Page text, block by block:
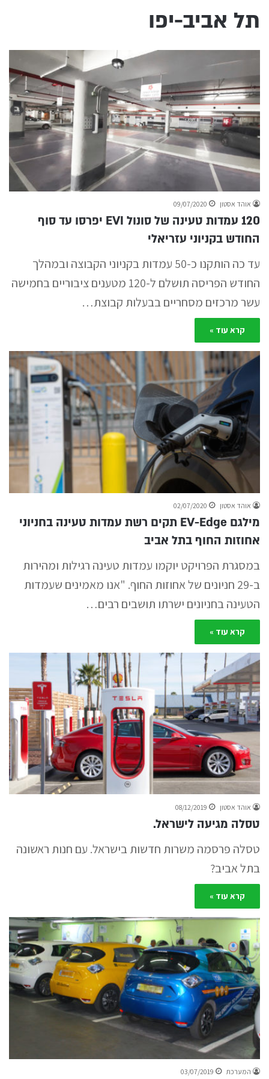
תל אביב-יפו
אוהד אסטון 09/07/2020
120 עמדות טעינה של סונול EVI יפרסו עד סוף
החודש בקניוני עזריאלי
עד כה הותקנו כ-50 עמדות בקניוני הקבוצה ובמהלך
החודש הפריסה תושלם ל-120 מטענים ציבוריים בחמישה
עשר מרכזים מסחריים בבעלות קבוצת…
קרא עוד »
אוהד אסטון 02/07/2020
מילגם EV-Edge תקים רשת עמדות טעינה בחניוני
אחוזות החוף בתל אביב
במסגרת הפרויקט יוקמו עמדות טעינה רגילות ומהירות
ב-29 חניונים של אחוזות החוף. "אנו מאמינים שעמדות
הטעינה בחניונים ישרתו תושבים רבים…
קרא עוד »
אוהד אסטון 08/12/2019
טסלה מגיעה לישראל.
טסלה פרסמה משרות חדשות בישראל. עם חנות ראשונה
בתל אביב?
קרא עוד »
המערכת 03/07/2019